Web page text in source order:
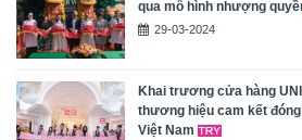
qua mô hình nhượng
29-03-2024
Khai trương cửa hàng
thương hiệu cam kết
Việt Nam